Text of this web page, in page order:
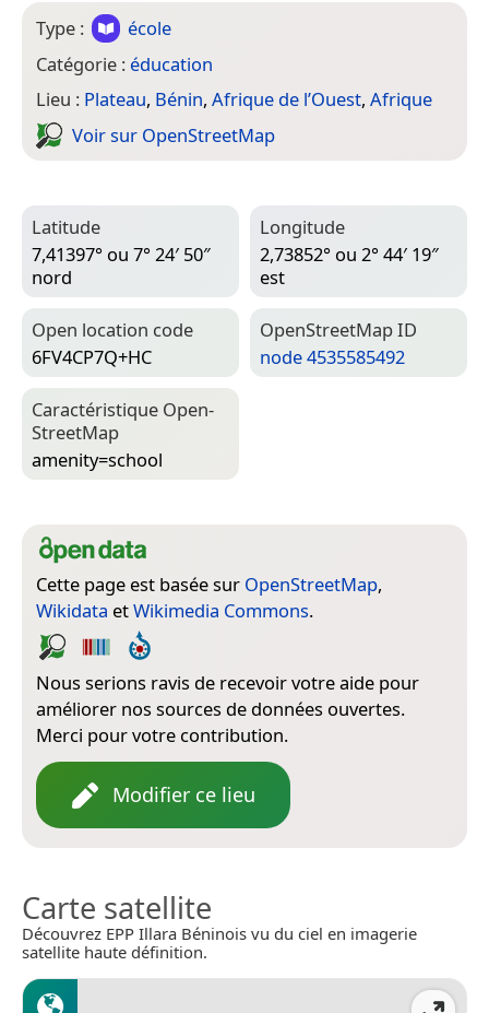
Type :
école
Catégorie : éducation
Lieu : Plateau, Bénin, Afrique de l’Ouest, Afrique
Voir sur Open­Street­Map
Latitude
7,41397° ou 7° 24′ 50″
nord
Longitude
2,73852° ou 2° 44′ 19″
est
Open location code
6FV4CP7Q+HC
Open­Street­Map ID
node 4535585492
Caractéristique Open­
Street­Map
amenity=­school
Cette page est basée sur OpenStreetMap,
Wikidata etWikimedia Commons.
Nous serions ravis de recevoir votre aide pour
améliorer nos sources de données ouvertes.
Merci pour votre contribution.
Modifier ce lieu
Carte satellite
Découvrez EPP Illara Béninois vu du ciel en imagerie
satellite haute définition.